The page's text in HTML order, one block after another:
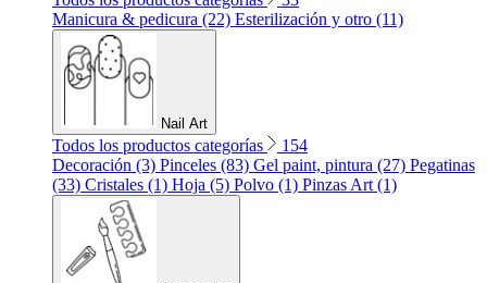
Manicura & pedicura (22) Esterilización y otro (11)
Nail Art
Todos los productos categorías
154
Decoración (3) Pinceles (83) Gel paint, pintura (27) Pegatinas
(33) Cristales (1) Hoja (5) Polvo (1) Pinzas Art (1)